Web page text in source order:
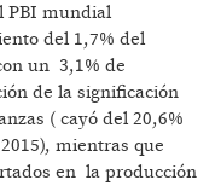
PBI mundial
del 1,7% del
un 3,1% de
de la significación
( cayó del 20,6%
mientras que
en la producción